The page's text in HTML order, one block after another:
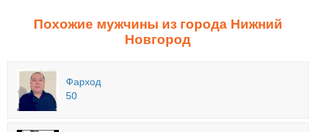
Похожие мужчины из города Нижний
Новгород
Фарход
50